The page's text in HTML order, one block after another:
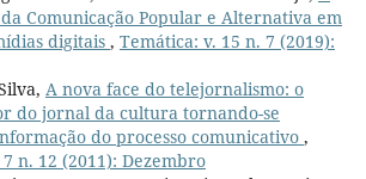
Comunicação Popular e Alternativa em
digitais , Temática: v. 15 n. 7 (2019):
A nova face do telejornalismo: o
do jornal da cultura tornando-se
do processo comunicativo ,
n. 12 (2011): Dezembro